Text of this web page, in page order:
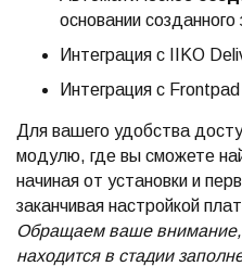
основании созданного
Интеграция c IIKO
Интеграция c
Для вашего удобства
модулю, где вы сможете
начиная от установки и
заканчивая настройкой
Обращаем ваше внимание,
находится в стадии